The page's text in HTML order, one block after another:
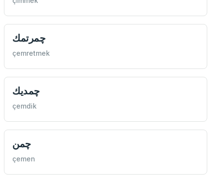
چمرتمك
çemretmek
چمديك
çemdik
چمن
çemen